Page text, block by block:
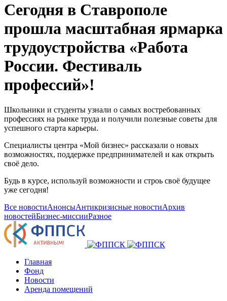
Сегодня в Ставрополе
прошла масштабная ярмарка
трудоустройства «Работа
России. Фестиваль
профессий»!
Школьники и студенты узнали о самых востребованных
профессиях на рынке труда и получили полезные советы для
успешного старта карьеры.
Специалисты центра «Мой бизнес» рассказали о новых
возможностях, поддержке предпринимателей и как открыть
своё дело.
Будь в курсе, используй возможности и строь своё будущее
уже сегодня!
Все новостиАнонсыАнтикризисные новостиАрхив
новостейБизнес-миссииРазное
Главная
Фонд
Новости
Аренда помещений